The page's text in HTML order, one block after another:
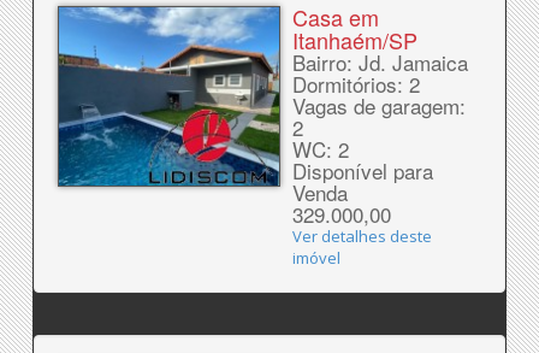
Casa em
Itanhaém/SP
Bairro: Jd. Jamaica
Dormitórios: 2
Vagas de garagem:
2
WC: 2
Disponível para
Venda
329.000,00
Ver detalhes deste
imóvel